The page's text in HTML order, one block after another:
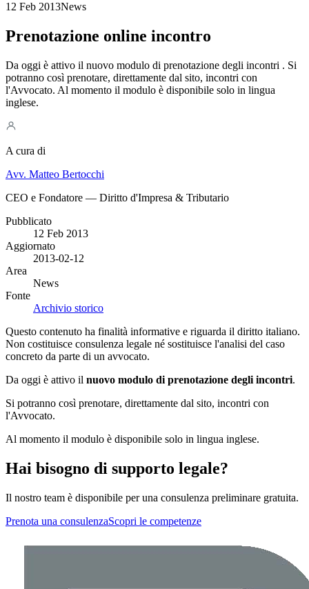
12 Feb 2013News
Prenotazione online incontro
Da oggi è attivo il nuovo modulo di prenotazione degli incontri . Si
potranno così prenotare, direttamente dal sito, incontri con
l'Avvocato. Al momento il modulo è disponibile solo in lingua
inglese.
A cura di
Avv. Matteo Bertocchi
CEO e Fondatore — Diritto d'Impresa & Tributario
Pubblicato
12 Feb 2013
Aggiornato
2013-02-12
Area
News
Fonte
Archivio storico
Questo contenuto ha finalità informative e riguarda il diritto italiano.
Non costituisce consulenza legale né sostituisce l'analisi del caso
concreto da parte di un avvocato.
Da oggi è attivo il nuovo modulo di prenotazione degli incontri.
Si potranno così prenotare, direttamente dal sito, incontri con
l'Avvocato.
Al momento il modulo è disponibile solo in lingua inglese.
Hai bisogno di supporto legale?
Il nostro team è disponibile per una consulenza preliminare gratuita.
Prenota una consulenzaScopri le competenze